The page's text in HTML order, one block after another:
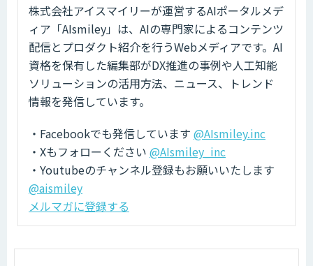
株式会社アイスマイリーが運営するAIポータルメデ
ィア「AIsmiley」は、AIの専門家によるコンテンツ
配信とプロダクト紹介を行うWebメディアです。AI
資格を保有した編集部がDX推進の事例や人工知能
ソリューションの活用方法、ニュース、トレンド
情報を発信しています。
・Facebookでも発信しています @AIsmiley.inc
・Xもフォローください @AIsmiley_inc
・Youtubeのチャンネル登録もお願いいたします
@aismiley
メルマガに登録する